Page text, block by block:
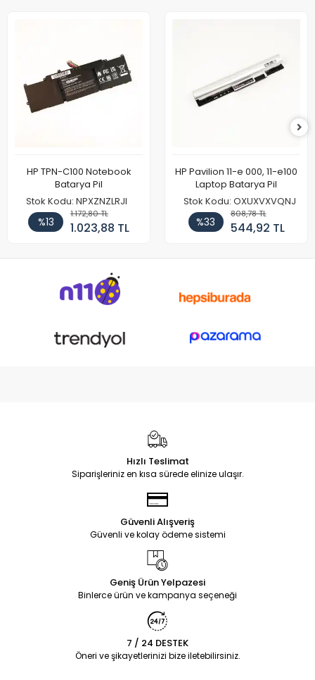
HP TPN-C100 Notebook
Batarya Pil
Stok Kodu: NPXZNZLRJI
%13
1.172,80 TL
1.023,88 TL
HP Pavilion 11-e 000, 11-e100
Laptop Batarya Pil
Stok Kodu: OXUXVXVQNJ
%33
808,78 TL
544,92 TL
Hızlı Teslimat
Siparişleriniz en kısa sürede elinize ulaşır.
Güvenli Alışveriş
Güvenli ve kolay ödeme sistemi
Geniş Ürün Yelpazesi
Binlerce ürün ve kampanya seçeneği
7 / 24 DESTEK
Öneri ve şikayetlerinizi bize iletebilirsiniz.